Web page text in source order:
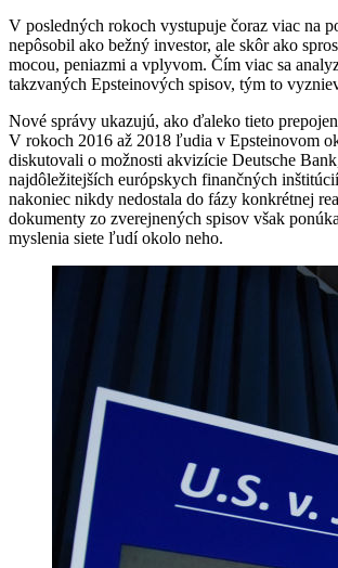
V posledných rokoch vystupuje čoraz viac na
nepôsobil ako bežný investor, ale skôr ako
mocou, peniazmi a vplyvom. Čím viac sa
takzvaných Epsteinových spisov, tým to
Nové správy ukazujú, ako ďaleko tieto
V rokoch 2016 až 2018 ľudia v Epsteinovom
diskutovali o možnosti akvizície Deutsche
najdôležitejších európskych finančných
nakoniec nikdy nedostala do fázy konkrétnej
dokumenty zo zverejnených spisov však
myslenia siete ľudí okolo neho.